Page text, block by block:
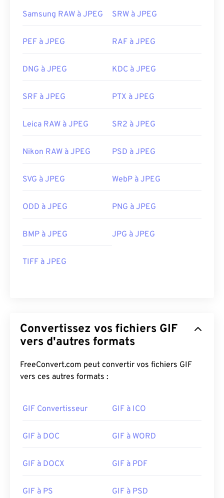
Samsung RAW à JPEG SRW à JPEG
PEF à JPEG RAF à JPEG
DNG à JPEG KDC à JPEG
SRF à JPEG PTX à JPEG
Leica RAW à JPEG SR2 à JPEG
Nikon RAW à JPEG PSD à JPEG
SVG à JPEG WebP à JPEG
ODD à JPEG PNG à JPEG
BMP à JPEG JPG à JPEG
TIFF à JPEG
Convertissez vos fichiers GIF
vers d'autres formats
FreeConvert.com peut convertir vos fichiers GIF
vers ces autres formats :
GIF Convertisseur GIF à ICO
GIF à DOC GIF à WORD
GIF à DOCX GIF à PDF
GIF à PS GIF à PSD